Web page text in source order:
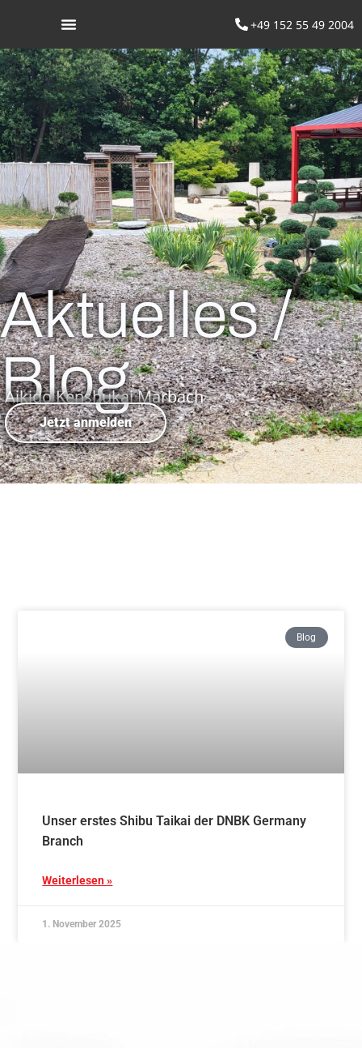
+49 152 55 49 2004
Aktuelles /
Blog
Aikido Kenshukai Marbach
Jetzt anmelden
Blog
Unser erstes Shibu Taikai der DNBK Germany
Branch
Weiterlesen »
1. November 2025